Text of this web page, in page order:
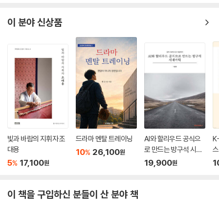
이로 인해 비예술적인 의미장에서 온 많은 행위자나 행위 주체는 예술의
힘을 두려워한다. 종교, 철학, 과학과 정치는 예술에 의해 곤란을 겪는다.
그들은 종종 예술에 맞서 싸우려 한다. 하지만 예술은 언제나 그들의 손아
귀에서 빠져나간다. 예술 그 자체는 다른 의미장이 접근할 수 없는 곳에 있
다. 예술은 정확한 의미에서 절대적이다.
--- p.94
예술 작품을 창조하는 건 우리가 아니다. 예술 작품 스스로가 존재하기 위
해 우리를 참가자로서 창조하는 것이다. 예술 작품은 자신의 도래를 앞서
예고하지도 않는다. 예술은 그 존재에 외적인 어떤 이유도 없이 그냥 거기
에 있다. 우리는 그것에 저항할 수도, 그것을 없애 버릴 수도 없다.
--- p.98
럴 수도 있겠지만 그렇지 않을 수도 있다. 우리를 개선시키거나 멸망시키
는 건 둘 다 예술의 본성과는 무관하다. 예술 그 자체는 그런 것에는 신경도
함하는 예술 작품이 스스로 완성되기 위해 관람자를 끌어들이는 것이다.
콤포지션으로서의 예술 작품이자 그 수행이자 해석으로서 우리를 끌어들
이는 예술은 무엇을 의미하는 것일까?
급진적으로 자율적인, 스스로 그러한
자율성이란 스스로의 법칙에 지배되는 것. 자신을 구성하는 법칙만을 따르
는 것의 속성을 말한다. 19세기말 파리에서 시작하여 니체를 거쳐 20세기
전체에 영향을 미친 삶에 대한 미적 관계, 인간 삶 자체가 예술의 형식이 될
수 있다는 생각은 여기서 나왔다.
저자는 인간을 구성하는 자율성과 예술의 자율성이 어떻게 다른지 논증하
며 예술 작품의 급진적 자율성이 각각의 예술 작품을 고유한 개별자로서
존재하게 하는 특성이라고 말한다. 그리고 베르그송, 하이데거. 아도르노,
작품 고유의 개별성을, 환원 불가능한 예술작품의 급진적 자율성의 속성을
이 분야 신상품
빛과 바람의 지휘자 조
대용
5% 17,100원
드라마 멘탈 트레이닝
10% 26,100원
AI와 할리우드 공식으
로 만드는 방구석 시네
마틱
19,900원
이 책을 구입하신 분들이 산 분야 책